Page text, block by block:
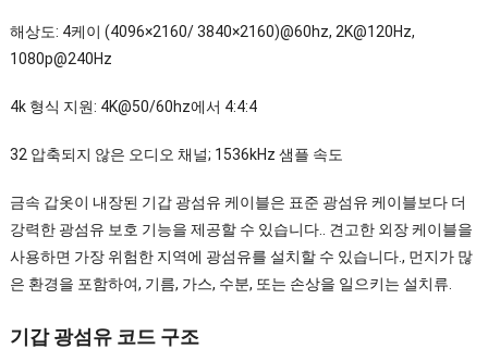
해상도: 4케이 (4096×2160/ 3840×2160)@60hz, 2K@120Hz,
1080p@240Hz
4k 형식 지원: 4K@50/60hz에서 4:4:4
32 압축되지 않은 오디오 채널; 1536kHz 샘플 속도
금속 갑옷이 내장된 기갑 광섬유 케이블은 표준 광섬유 케이블보다 더
강력한 광섬유 보호 기능을 제공할 수 있습니다.. 견고한 외장 케이블을
사용하면 가장 위험한 지역에 광섬유를 설치할 수 있습니다., 먼지가 많
은 환경을 포함하여, 기름, 가스, 수분, 또는 손상을 일으키는 설치류.
기갑 광섬유 코드 구조